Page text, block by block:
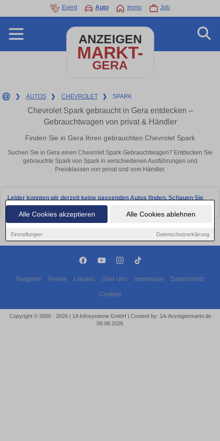
Alle Cookies akzeptieren Alle Cookies ablehnen
Einstellungen Datenschutzerklärung
Event Auto Immo Job
ANZEIGEN
MARKT-
GERA
❯ AUTOS ❯ CHEVROLET ❯ SPARK
Chevrolet Spark gebraucht in Gera entdecken –
Gebrauchtwagen von privat & Händler
Finden Sie in Gera Ihren gebrauchten Chevrolet Spark
Suchen Sie in Gera einen Chevrolet Spark Gebrauchtwagen? Entdecken Sie
gebrauchte Spark von Spark in verschiedenen Ausführungen und
Preisklassen von privat und vom Händler.
Leider konnten wir derzeit keine passenden Autos finden. Schauen Sie
bald wieder vorbei!
Ratgeber Presse Lokales Über Uns Impressum Datenschutz
Cookies
Copyright © 2000 - 2026 | 1A Infosysteme GmbH | Content by: 1A-Anzeigenmarkt.de
09.08.2026